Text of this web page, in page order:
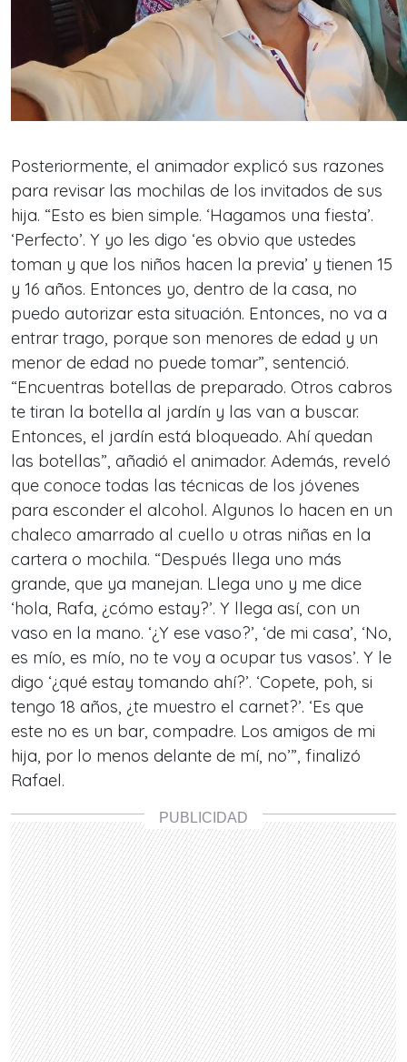
Posteriormente, el animador explicó sus razones
para revisar las mochilas de los invitados de sus
hija. “Esto es bien simple. ‘Hagamos una fiesta’.
‘Perfecto’. Y yo les digo ‘es obvio que ustedes
toman y que los niños hacen la previa’ y tienen 15
y 16 años. Entonces yo, dentro de la casa, no
puedo autorizar esta situación. Entonces, no va a
entrar trago, porque son menores de edad y un
menor de edad no puede tomar”, sentenció.
“Encuentras botellas de preparado. Otros cabros
te tiran la botella al jardín y las van a buscar.
Entonces, el jardín está bloqueado. Ahí quedan
las botellas”, añadió el animador. Además, reveló
que conoce todas las técnicas de los jóvenes
para esconder el alcohol. Algunos lo hacen en un
chaleco amarrado al cuello u otras niñas en la
cartera o mochila. “Después llega uno más
grande, que ya manejan. Llega uno y me dice
‘hola, Rafa, ¿cómo estay?’. Y llega así, con un
vaso en la mano. ‘¿Y ese vaso?’, ‘de mi casa’, ‘No,
es mío, es mío, no te voy a ocupar tus vasos’. Y le
digo ‘¿qué estay tomando ahí?’. ‘Copete, poh, si
tengo 18 años, ¿te muestro el carnet?’. ‘Es que
este no es un bar, compadre. Los amigos de mi
hija, por lo menos delante de mí, no’”, finalizó
Rafael.